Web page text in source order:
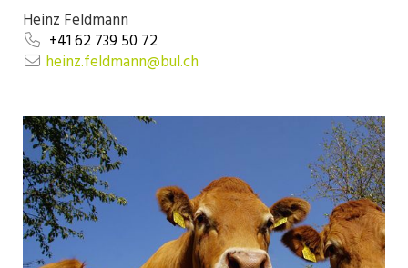
Heinz Feldmann
+41 62 739 50 72
heinz.feldmann@bul.ch